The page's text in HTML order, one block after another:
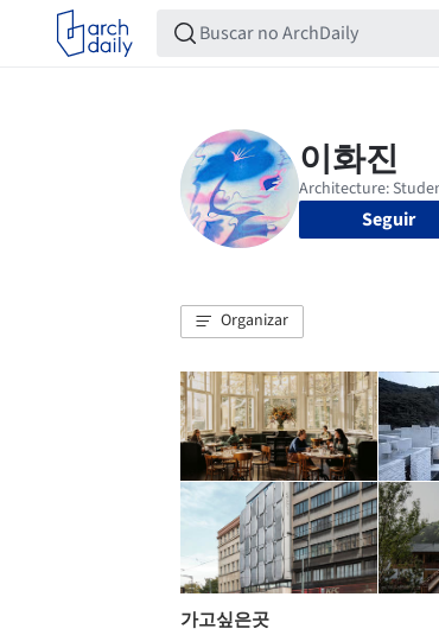
Seguir
Organizar
가고싶은곳